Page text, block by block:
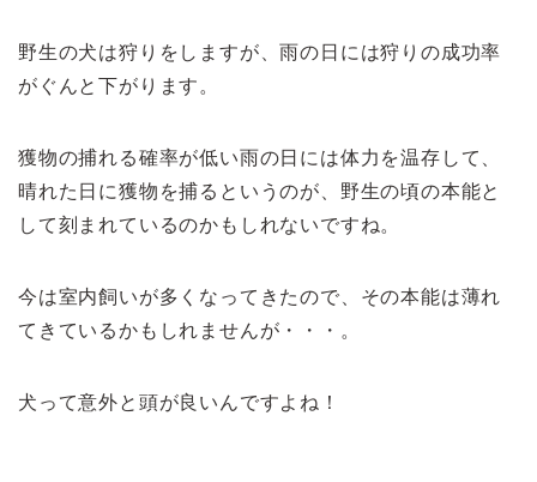
野生の犬は狩りをしますが、雨の日には狩りの成功率
がぐんと下がります。
獲物の捕れる確率が低い雨の日には体力を温存して、
晴れた日に獲物を捕るというのが、野生の頃の本能と
して刻まれているのかもしれないですね。
今は室内飼いが多くなってきたので、その本能は薄れ
てきているかもしれませんが・・・。
犬って意外と頭が良いんですよね！